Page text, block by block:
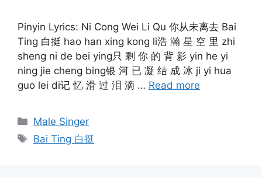
Pinyin Lyrics: Ni Cong Wei Li Qu 你从未离去 Bai
Ting 白挺 hao han xing kong li浩 瀚 星 空 里 zhi
sheng ni de bei ying只 剩 你 的 背 影 yin he yi
ning jie cheng bing银 河 已 凝 结 成 冰 ji yi hua
guo lei di记 忆 滑 过 泪 滴 … Read more
Categories
Male Singer
Tags
Bai Ting 白挺